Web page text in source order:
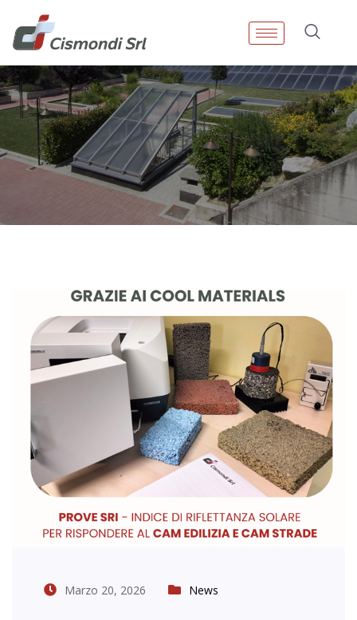
Tag:Armature
Marzo 20, 2026 News